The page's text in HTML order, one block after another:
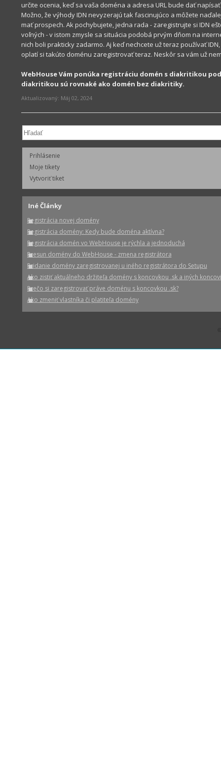
určite ocenia,keď sa vaša doména a adresa URLbude dať
Možno,že výhodyIDN nevyzerajú takfascinujúco a môžete
maťprospech. Ak pochybujete, jedna rada - zaregistrujte si IDN
voľných -v istom zmysle sa situácia podobá prvým dňom na
nich boli praktickyzadarmo. Aj keďnechcete už teraz používaťIDN,
oplatí si takúto doménu zaregistrovať teraz. Neskôr sa vám už
WebHouse Vám ponúka registráciu domén s diakritikou
diakritikou sú rovnaké ako domén bez diakritiky.
Aktualizovaný: Máj 02, 2024
Prihlásenie
Moje tikety
Vytvoriť tiket
Iné Články
Registrácia novej domény
Registrácia domény: Kedy bude doména aktívna?
Registrácia domén vo WebHouse je rýchla a jednoduchá
Presun domény do WebHouse - zmena registrátora
Pridanie domény zaregistrovanej u iného registrátora do Setupu
Ako zistiť aktuálneho držiteľa domény s koncovkou .sk a iných
Prečo si zaregistrovať práve doménu s koncovkou .sk?
Ako zmeniť vlastníka či platiteľa domény
©